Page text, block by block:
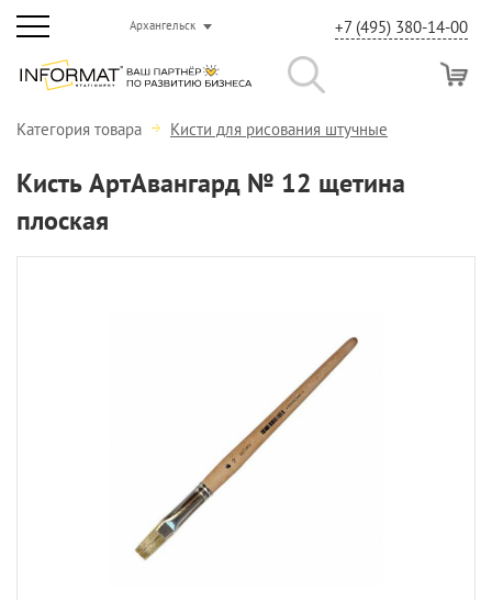
Архангельск +7 (495) 380-14-00
Категория товара Кисти для рисования штучные
Кисть АртАвангард № 12 щетина
плоская